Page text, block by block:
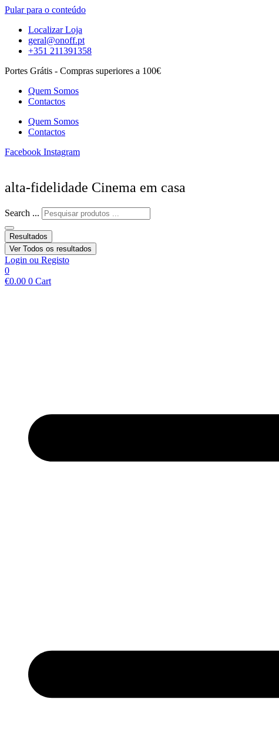
Pular para o conteúdo
Localizar Loja
geral@onoff.pt
+351 211391358
Portes Grátis - Compras superiores a 100€
Quem Somos
Contactos
Quem Somos
Contactos
Facebook Instagram
alta-fidelidade Cinema em casa
Search ...
Resultados
Ver Todos os resultados
Login ou Registo
0
€0.00 0 Cart